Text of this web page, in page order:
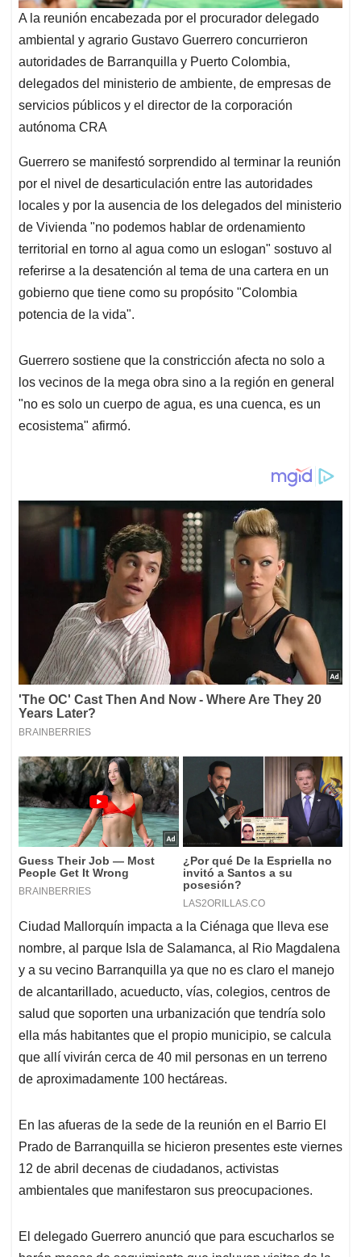
A la reunión encabezada por el procurador delegado
ambiental y agrario Gustavo Guerrero concurrieron
autoridades de Barranquilla y Puerto Colombia,
delegados del ministerio de ambiente, de empresas de
servicios públicos y el director de la corporación
autónoma CRA
Guerrero se manifestó sorprendido al terminar la reunión
por el nivel de desarticulación entre las autoridades
locales y por la ausencia de los delegados del ministerio
de Vivienda "no podemos hablar de ordenamiento
territorial en torno al agua como un eslogan" sostuvo al
referirse a la desatención al tema de una cartera en un
gobierno que tiene como su propósito "Colombia
potencia de la vida".
Guerrero sostiene que la constricción afecta no solo a
los vecinos de la mega obra sino a la región en general
"no es solo un cuerpo de agua, es una cuenca, es un
ecosistema" afirmó.
Ciudad Mallorquín impacta a la Ciénaga que lleva ese
nombre, al parque Isla de Salamanca, al Rio Magdalena
y a su vecino Barranquilla ya que no es claro el manejo
de alcantarillado, acueducto, vías, colegios, centros de
salud que soporten una urbanización que tendría solo
ella más habitantes que el propio municipio, se calcula
que allí vivirán cerca de 40 mil personas en un terreno
de aproximadamente 100 hectáreas.
En las afueras de la sede de la reunión en el Barrio El
Prado de Barranquilla se hicieron presentes este viernes
12 de abril decenas de ciudadanos, activistas
ambientales que manifestaron sus preocupaciones.
El delegado Guerrero anunció que para escucharlos se